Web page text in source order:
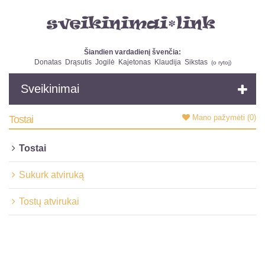
Šiandien vardadienį švenčia:
Donatas
Drąsutis Jogilė Kajetonas Klaudija Sikstas (o rytoj)
Sveikinimai
Mano pažymėti (0)
Tostai
Tostai
Sukurk atviruką
Tostų atvirukai